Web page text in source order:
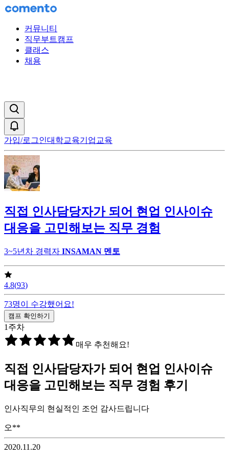
커뮤니티
직무부트캠프
클래스
채용
가입/로그인대학교육기업교육
직접 인사담당자가 되어 현업 인사이슈
대응을 고민해보는 직무 경험
3~5년차 경력자 INSAMAN 멘토
4.8(93)
73명이 수강했어요!
캠프 확인하기
1 주차
매우 추천해요!
직접 인사담당자가 되어 현업 인사이슈
대응을 고민해보는 직무 경험 후기
인사직무의 현실적인 조언 감사드립니다
오**
2020.11.20